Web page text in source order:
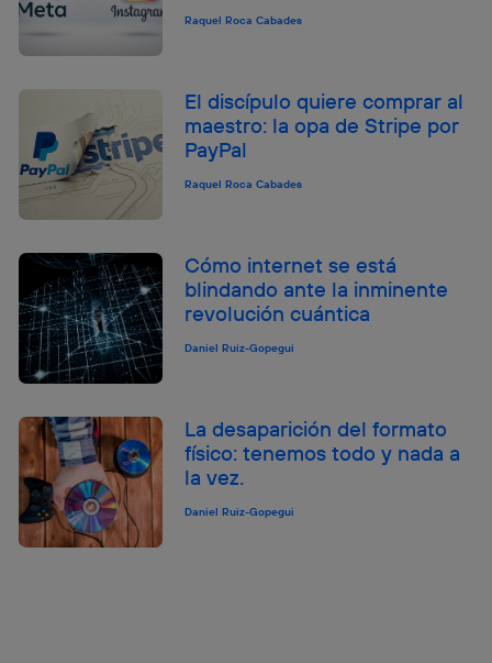
Raquel Roca Cabades
El discípulo quiere comprar al
maestro: la opa de Stripe por
PayPal
Raquel Roca Cabades
Cómo internet se está
blindando ante la inminente
revolución cuántica
Daniel Ruiz-Gopegui
La desaparición del formato
físico: tenemos todo y nada a
la vez.
Daniel Ruiz-Gopegui